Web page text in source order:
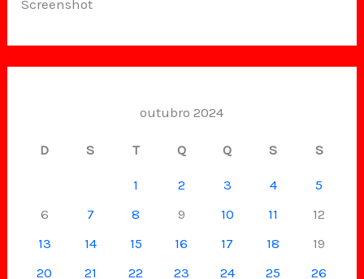
Screenshot
outubro 2024
D S T Q Q S S
1 2 3 4
5
6
7 8 9 10 11
12
13
14 15 16 17 18
19
20
21 22 23 24 25
26